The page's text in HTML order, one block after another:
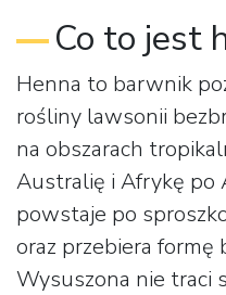
Co to jest
Henna to barwnik
rośliny lawsonii
na obszarach
Australię i Afrykę po
powstaje po
oraz przebiera formę
Wysuszona nie traci